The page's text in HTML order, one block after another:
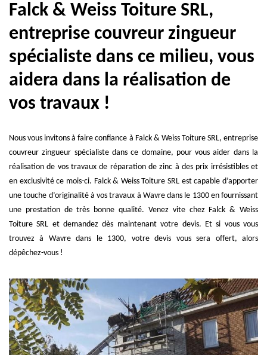
Falck & Weiss Toiture SRL,
entreprise couvreur zingueur
spécialiste dans ce milieu, vous
aidera dans la réalisation de
vos travaux !
Nous vous invitons à faire confiance à Falck & Weiss Toiture SRL, entreprise
couvreur zingueur spécialiste dans ce domaine, pour vous aider dans la
réalisation de vos travaux de réparation de zinc à des prix irrésistibles et
en exclusivité ce mois-ci. Falck & Weiss Toiture SRL est capable d’apporter
une touche d’originalité à vos travaux à Wavre dans le 1300 en fournissant
une prestation de très bonne qualité. Venez vite chez Falck & Weiss
Toiture SRL et demandez dès maintenant votre devis. Et si vous vous
trouvez à Wavre dans le 1300, votre devis vous sera offert, alors
dépêchez-vous !